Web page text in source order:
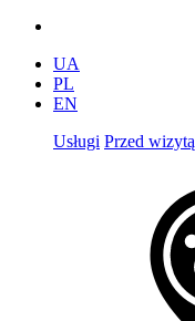
UA
PL
EN
Usługi Przed wizytą